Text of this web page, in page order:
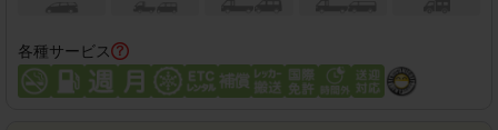
各種サービス